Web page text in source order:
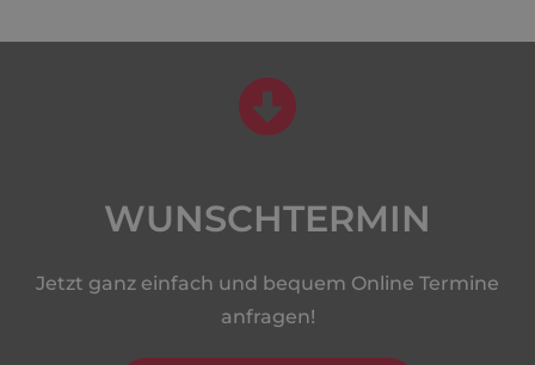
WUNSCHTERMIN
Jetzt ganz einfach und bequem Online Termine
anfragen!